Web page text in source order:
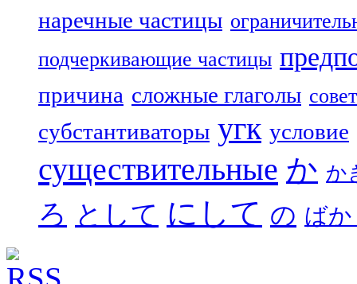
наречные частицы
подчеркивающие частицы
причина сложные глаголы совет
субстантиваторы угк условие
существительные か か
ろ として にして の ば